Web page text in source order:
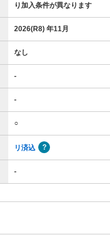
り加入条件が異なります
2026(R8) 年11月
なし
-
-
○
リ済込
-